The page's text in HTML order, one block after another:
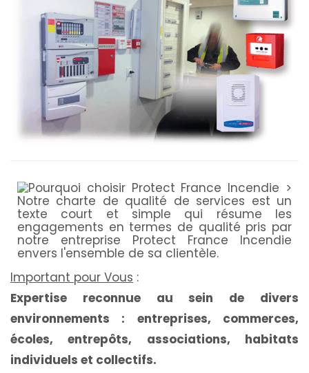
Important pour Vous :
Expertise reconnue au sein de divers
environnements : entreprises, commerces,
écoles, entrepôts, associations, habitats
individuels et collectifs.